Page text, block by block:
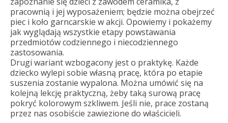
pracownią i jej wyposażeniem; będzie można obejrzeć
piec i koło garncarskie w akcji. Opowiemy i pokażemy
jak wyglądają wszystkie etapy powstawania
przedmiotów codziennego i niecodziennego
zastosowania.
Drugi wariant wzbogacony jest o praktykę. Każde
dziecko wylepi sobie własną pracę, która po etapie
suszenia zostanie wypalona. Można umówić się na
kolejną lekcję praktyczną, żeby taką surową pracę
pokryć kolorowym szkliwem. Jeśli nie, prace zostaną
przez nas osobiście zawiezione do właścicieli.